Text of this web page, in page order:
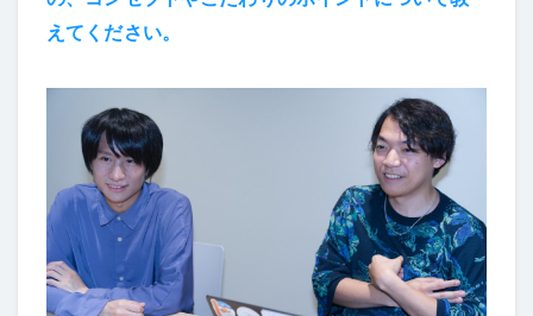
えてください。